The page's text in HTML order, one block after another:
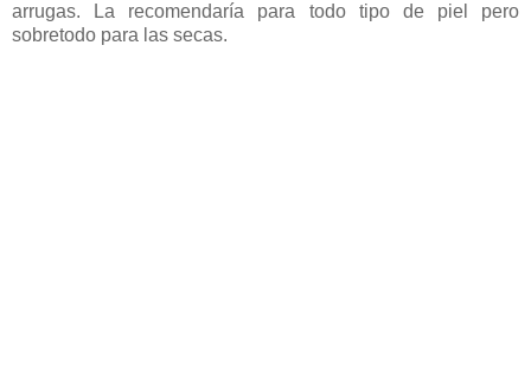
arrugas. La recomendaría para todo tipo de piel pero
sobretodo para las secas.